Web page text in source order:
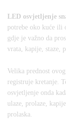
LED osvjetljenje
potrebe oko kuće ili
gdje je važno da
vrata, kapije, staze,
Velika prednost
registruje kretanje.
osvjetljenje onda
ulaze, prolaze,
prolaska.